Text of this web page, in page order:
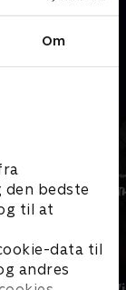
Om
bedste
til at
data til
andres